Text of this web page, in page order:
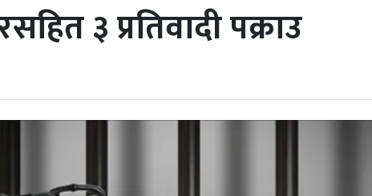
३ प्रतिवादी पक्राउ